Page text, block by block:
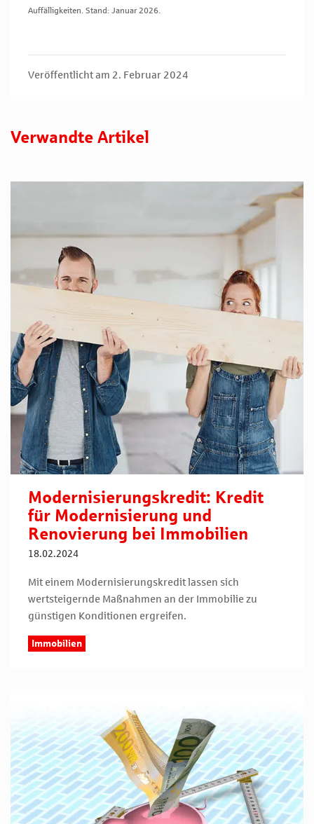
Auffälligkeiten. Stand: Januar 2026.
Veröffentlicht am 2. Februar 2024
Verwandte Artikel
Modernisierungskredit: Kredit
für Modernisierung und
Renovierung bei Immobilien
18.02.2024
Mit einem Modernisierungskredit lassen sich
wertsteigernde Maßnahmen an der Immobilie zu
günstigen Konditionen ergreifen.
Immobilien